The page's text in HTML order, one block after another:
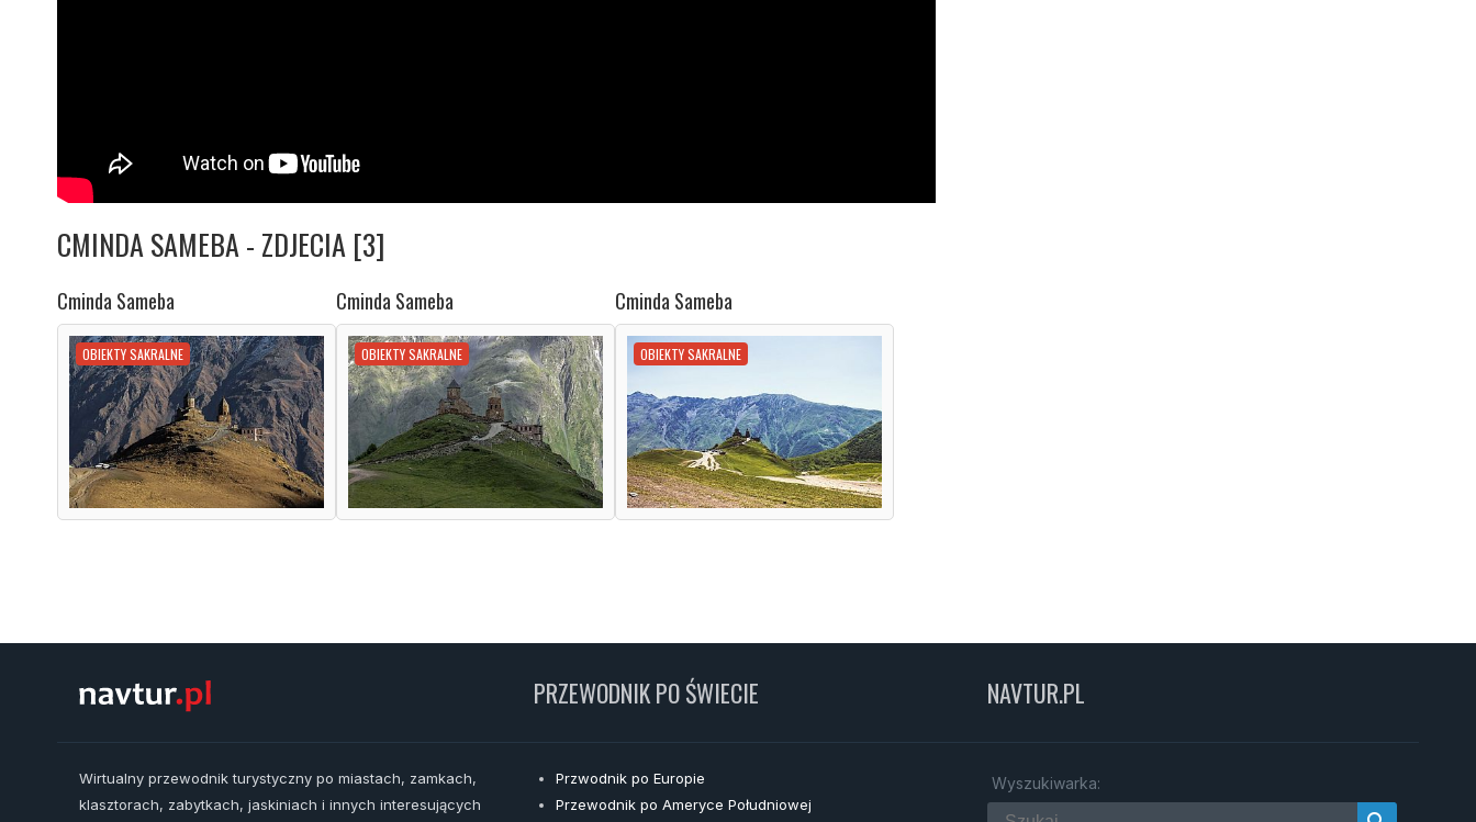
CMINDA SAMEBA - ZDJECIA [3]
Cminda Sameba
OBIEKTY SAKRALNE
Cminda Sameba
OBIEKTY SAKRALNE
Cminda Sameba
OBIEKTY SAKRALNE
Wirtualny przewodnik turystyczny po miastach, zamkach,
klasztorach, zabytkach, jaskiniach i innych interesujących
PRZEWODNIK PO ŚWIECIE
Przwodnik po Europie
Przewodnik po Ameryce Południowej
NAVTUR.PL
Wyszukiwarka: